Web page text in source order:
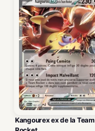
Kangourex ex de la Team